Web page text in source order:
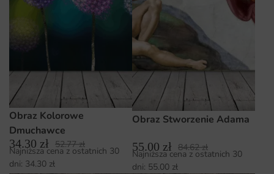
Obraz Kolorowe
Dmuchawce
34.30 zł 52.77zł
Najniższa cena z ostatnich 30
dni: 34.30 zł
Obraz Stworzenie Adama
55.00 zł 84.62zł
Najniższa cena z ostatnich 30
dni: 55.00 zł